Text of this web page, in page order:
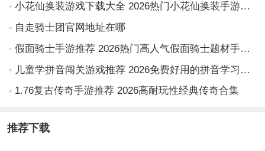
小花仙换装游戏下载大全 2026热门小花仙换装手游推荐合集
自走骑士团官网地址在哪
假面骑士手游推荐 2026热门高人气假面骑士题材手机游戏合集
儿童学拼音闯关游戏推荐 2026免费好用的拼音学习闯关类APP合集
1.76复古传奇手游推荐 2026高耐玩性经典传奇合集
推荐下载